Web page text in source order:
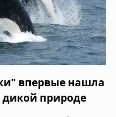
впервые нашла
природе